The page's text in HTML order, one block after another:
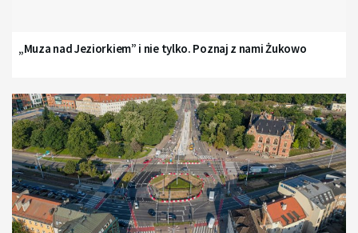
„Muza nad Jeziorkiem” i nie tylko. Poznaj z nami Żukowo